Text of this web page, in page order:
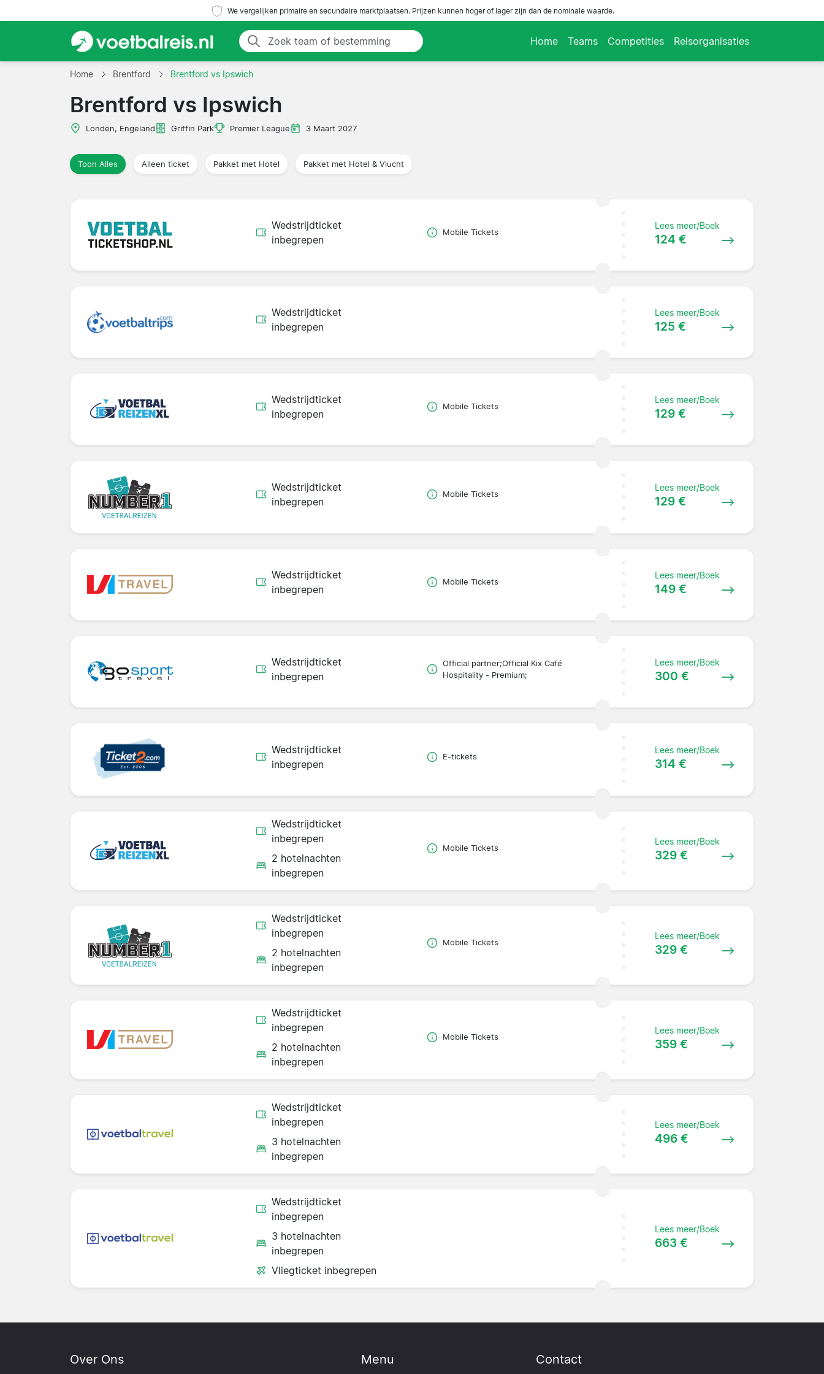
We vergelijken primaire en secundaire marktplaatsen. Prijzen kunnen hoger of lager zijn dan de nominale waarde.
Home Teams Competities Reisorganisaties
Home Brentford Brentford vs Ipswich
Brentford vs Ipswich
Londen, Engeland Griffin Park Premier League 3 Maart 2027
Toon Alles Alleen ticket Pakket met Hotel Pakket met Hotel & Vlucht
Wedstrijdticket
inbegrepen
Mobile Tickets
Lees meer/Boek
124 €
Wedstrijdticket
inbegrepen
Lees meer/Boek
125 €
Wedstrijdticket
inbegrepen
Mobile Tickets
Lees meer/Boek
129 €
Wedstrijdticket
inbegrepen
Mobile Tickets
Lees meer/Boek
129 €
Wedstrijdticket
inbegrepen
Mobile Tickets
Lees meer/Boek
149 €
Wedstrijdticket
inbegrepen
Official partner;Official Kix Café
Hospitality - Premium;
Lees meer/Boek
300 €
Wedstrijdticket
inbegrepen
E-tickets
Lees meer/Boek
314 €
Wedstrijdticket
inbegrepen
2 hotelnachten
inbegrepen
Mobile Tickets
Lees meer/Boek
329 €
Wedstrijdticket
inbegrepen
2 hotelnachten
inbegrepen
Mobile Tickets
Lees meer/Boek
329 €
Wedstrijdticket
inbegrepen
2 hotelnachten
inbegrepen
Mobile Tickets
Lees meer/Boek
359 €
Wedstrijdticket
inbegrepen
3 hotelnachten
inbegrepen
Lees meer/Boek
496 €
Wedstrijdticket
inbegrepen
3 hotelnachten
inbegrepen
Vliegticket inbegrepen
Lees meer/Boek
663 €
Over Ons Menu Contact